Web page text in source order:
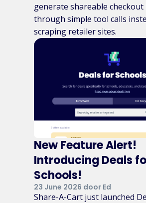
generate shareable checkout
through simple tool calls
scraping retailer sites.
New Feature Alert!
Introducing Deals
Schools!
23 June 2026 door Ed
Share-A-Cart just launched